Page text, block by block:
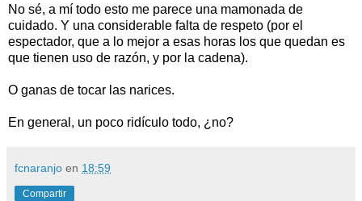
No sé, a mí todo esto me parece una mamonada de
cuidado. Y una considerable falta de respeto (por el
espectador, que a lo mejor a esas horas los que quedan es
que tienen uso de razón, y por la cadena).
O ganas de tocar las narices.
En general, un poco ridículo todo, ¿no?
fcnaranjo en 18:59
Compartir